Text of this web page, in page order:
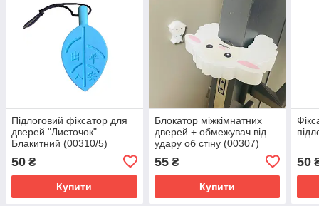
Підлоговий фіксатор для
дверей "Листочок"
Блакитний (00310/5)
50 ₴
Купити
Блокатор міжкімнатних
дверей + обмежувач від
удару об стіну (00307)
55₴
Купити
50